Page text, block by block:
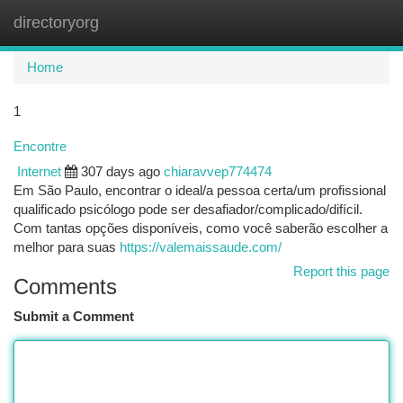
directoryorg
Home
1
Encontre
Internet 307 days ago chiaravvep774474
Em São Paulo, encontrar o ideal/a pessoa certa/um profissional
qualificado psicólogo pode ser desafiador/complicado/difícil.
Com tantas opções disponíveis, como você saberão escolher a
melhor para suas https://valemaissaude.com/
Report this page
Comments
Submit a Comment